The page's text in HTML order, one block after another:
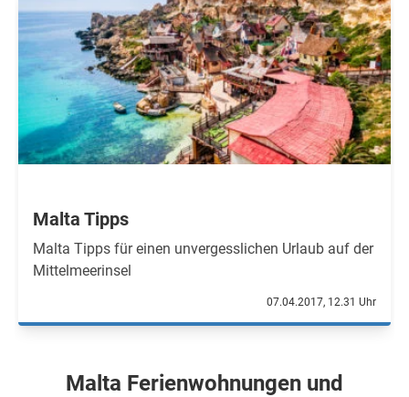
Malta Tipps
Malta Tipps für einen unvergesslichen Urlaub auf der
Mittelmeerinsel
07.04.2017, 12.31 Uhr
Malta Ferienwohnungen und